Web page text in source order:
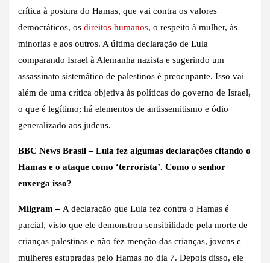
crítica à postura do Hamas, que vai contra os valores
democráticos, os direitos humanos, o respeito à mulher, às
minorias e aos outros. A última declaração de Lula
comparando Israel à Alemanha nazista e sugerindo um
assassinato sistemático de palestinos é preocupante. Isso vai
além de uma crítica objetiva às políticas do governo de Israel,
o que é legítimo; há elementos de antissemitismo e ódio
generalizado aos judeus.
BBC News Brasil – Lula fez algumas declarações citando o
Hamas e o ataque como ‘terrorista’. Como o senhor
enxerga isso?
Milgram – A declaração que Lula fez contra o Hamas é
parcial, visto que ele demonstrou sensibilidade pela morte de
crianças palestinas e não fez menção das crianças, jovens e
mulheres estupradas pelo Hamas no dia 7. Depois disso, ele